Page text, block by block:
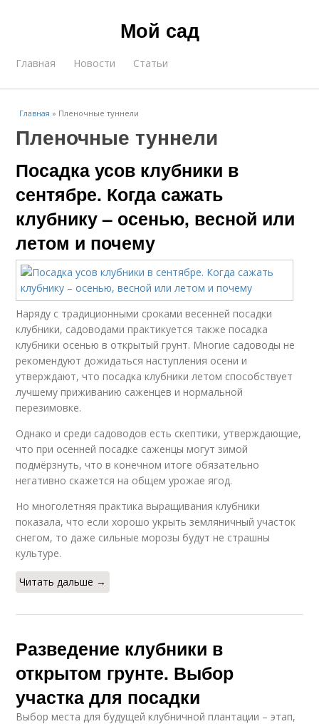
Мой сад
Главная Новости Статьи
Главная » Пленочные туннели
Пленочные туннели
Посадка усов клубники в
сентябре. Когда сажать
клубнику – осенью, весной или
летом и почему
Наряду с традиционными сроками весенней посадки
клубники, садоводами практикуется также посадка
клубники осенью в открытый грунт. Многие садоводы не
рекомендуют дожидаться наступления осени и
утверждают, что посадка клубники летом способствует
лучшему приживанию саженцев и нормальной
перезимовке.
Однако и среди садоводов есть скептики, утверждающие,
что при осенней посадке саженцы могут зимой
подмёрзнуть, что в конечном итоге обязательно
негативно скажется на общем урожае ягод.
Но многолетняя практика выращивания клубники
показала, что если хорошо укрыть земляничный участок
снегом, то даже сильные морозы будут не страшны
культуре.
Читать дальше →
Разведение клубники в
открытом грунте. Выбор
участка для посадки
Выбор места для будущей клубничной плантации – этап,